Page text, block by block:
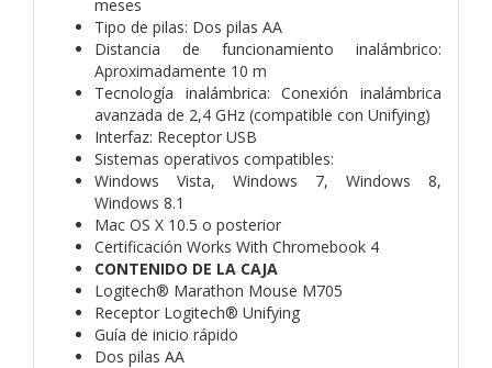
meses
Tipo de pilas: Dos pilas AA
Distancia de funcionamiento inalámbrico:
Aproximadamente 10 m
Tecnología inalámbrica: Conexión inalámbrica
avanzada de 2,4 GHz (compatible con Unifying)
Interfaz: Receptor USB
Sistemas operativos compatibles:
Windows Vista, Windows 7, Windows 8,
Windows 8.1
Mac OS X 10.5 o posterior
Certificación Works With Chromebook 4
CONTENIDO DE LA CAJA
Logitech® Marathon Mouse M705
Receptor Logitech® Unifying
Guía de inicio rápido
Dos pilas AA